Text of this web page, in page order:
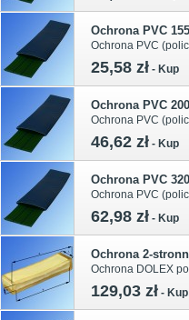
25,58 zł - Kup
46,62 zł - Kup
62,98 zł - Kup
129,03 zł - Kup